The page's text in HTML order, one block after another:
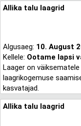
Allika talu laagrid
Algusaeg: 10. August
Kellele: Ootame lapsi
Laager on
laagrikogemuse
kasvatajad.
Allika talu laagrid